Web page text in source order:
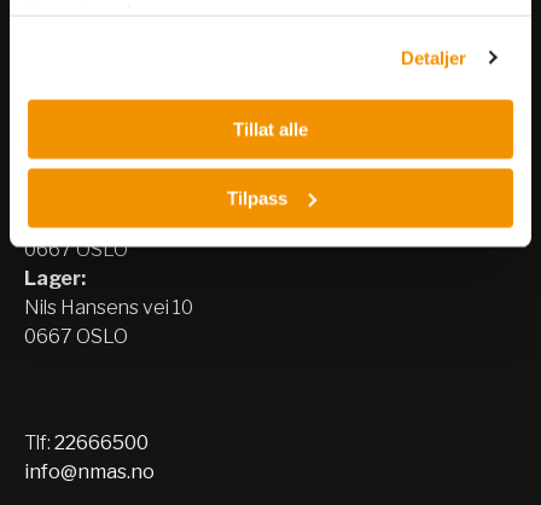
Detaljer
Tillat alle
Tilpass
Nils Hansens vei 8
0667 OSLO
Lager:
Nils Hansens vei 10
0667 OSLO
Tlf: 22666500
info@nmas.no